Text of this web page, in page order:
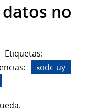
no
Etiquetas:
odc-uy